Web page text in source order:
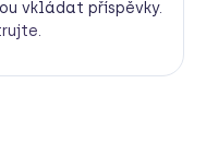
vkládat příspěvky.
.